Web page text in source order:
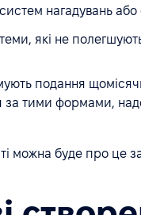
нагадувань
які не
подання
за тими формами,
можна буде про це